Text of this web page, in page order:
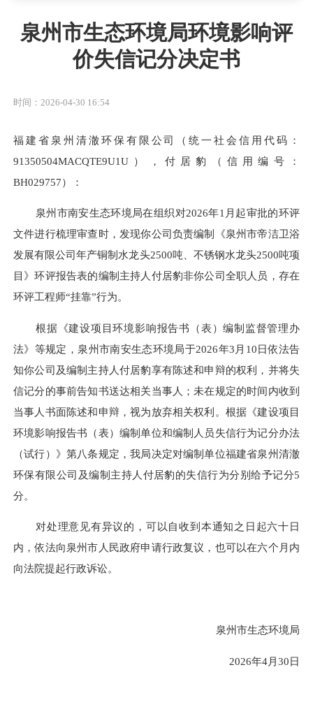
泉州市生态环境局环境影响评
价失信记分决定书
时间：2026-04-30 16:54
福建省泉州清澈环保有限公司
（统一社会信用代码：
91350504MACQTE9U1U ） ，付居豹
（信用编号：
BH029757）：
泉州市南安生态环境局在组织对2026年1月起审批的环评
文件进行梳理审查时，发现你公司负责编制《泉州市帝洁卫浴
发展有限公司年产铜制水龙头2500吨、不锈钢水龙头2500吨项
目》环评报告表的编制主持人付居豹非你公司全职人员，存在
环评工程师“挂靠”行为。
根据《建设项目环境影响报告书（表）编制监督管理办
法》 等规定， 泉州市南安生态环境局于2026年3 月 10日依法告
知你公司 及编制主持人付居豹享有陈述和申辩的权利，并将失
信记分的事前告知书送达相关当事人 ；未在规定的时间内收到
当事人 书面陈述和申辩，视为放弃相关权利 。根据《建设项目
环境影响报告书（表）编制单位和编制人员失信行为记分办法
（试行）》第八条规定，我局决定对编制单位福建省泉州清澈
环保有限公司 及编制主持人 付居豹的失信行为分别给予记分5
分。
对处理意见有异议的，可以自收到本通知之日起六十日
内，依法向泉州市人民政府申请行政复议，也可以在六个月内
向法院提起行政诉讼。
泉州市生态环境局
2026年4月30日